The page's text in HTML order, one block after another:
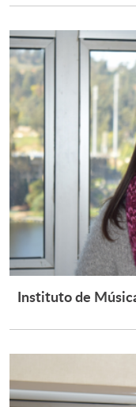
Instituto de